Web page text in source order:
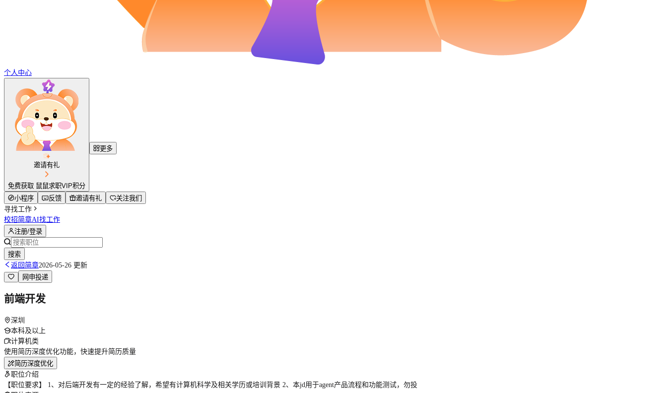
个人中心
邀请有礼
免费获取 鼠鼠求职VIP积分
更多
小程序 反馈 邀请有礼
关注我们
寻找工作
校招简章AI找工作
注册/登录
搜索
返回简章2026-05-26 更新
网申投递
前端开发
深圳
本科及以上
计算机类
使用简历深度优化功能，快速提升简历质量
简历深度优化
职位介绍
【职位要求】 1、对后端开发有一定的经验了解，希望有计算机科学及相关学历或培训背景 2、本jd用于agent产品流程和功能测试，勿投